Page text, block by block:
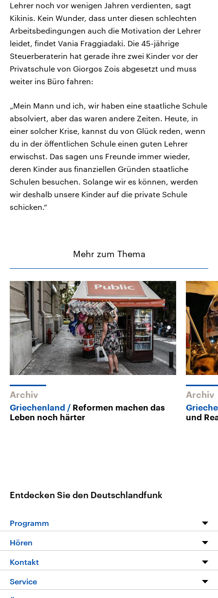
Lehrer noch vor wenigen Jahren verdienten, sagt
Kikinis. Kein Wunder, dass unter diesen schlechten
Arbeitsbedingungen auch die Motivation der Lehrer
leidet, findet Vania Fraggiadaki. Die 45-jährige
Steuerberaterin hat gerade ihre zwei Kinder vor der
Privatschule von Giorgos Zois abgesetzt und muss
weiter ins Büro fahren:
„Mein Mann und ich, wir haben eine staatliche Schule
absolviert, aber das waren andere Zeiten. Heute, in
einer solcher Krise, kannst du von Glück reden, wenn
du in der öffentlichen Schule einen guten Lehrer
erwischst. Das sagen uns Freunde immer wieder,
deren Kinder aus finanziellen Gründen staatliche
Schulen besuchen. Solange wir es können, werden
wir deshalb unsere Kinder auf die private Schule
schicken.“
Mehr zum Thema
Archiv
Griechenland
Reformen machen das
Leben noch härter
Archiv
und
Entdecken Sie den Deutschlandfunk
Programm
Programm
Die Nachrichten
Nachrichtenleicht
Hören
Livestream
Podcasts
Kontakt
Hörerservice
Service